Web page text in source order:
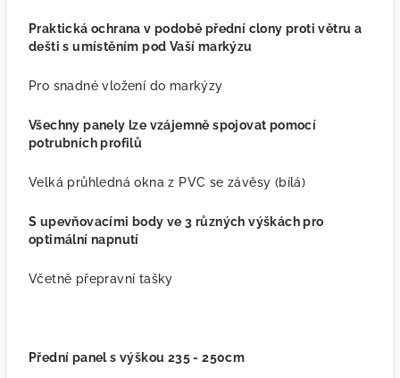
Praktická ochrana v podobě přední clony proti větru a
dešti s umístěním pod Vaší markýzu
Pro snadné vložení do markýzy
Všechny panely lze vzájemně spojovat pomocí
potrubních profilů
Velká průhledná okna z PVC se závěsy (bílá)
S upevňovacími body ve 3 různých výškách pro
optimální napnutí
Včetně přepravní tašky
Přední panel s výškou 235 - 250cm